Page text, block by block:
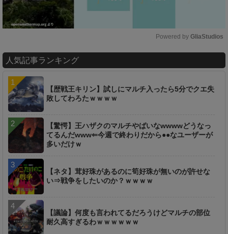
u
e
Powered by GliaStudios
人気記事ランキング
【歴戦王キリン】試しにマルチ入ったら5分でクエ失
敗してわろたｗｗｗｗ
【驚愕】王ハザクのマルチやばいなwwwwどうなっ
てるんだwww⇐今週で終わりだから●●なユーザーが
多いだけｗ
【ネタ】茸好珠があるのに筍好珠が無いのが許せな
い⇒戦争をしたいのか？ｗｗｗｗ
【議論】何度も言われてるだろうけどマルチの部位
耐久高すぎるわｗｗｗｗｗｗ